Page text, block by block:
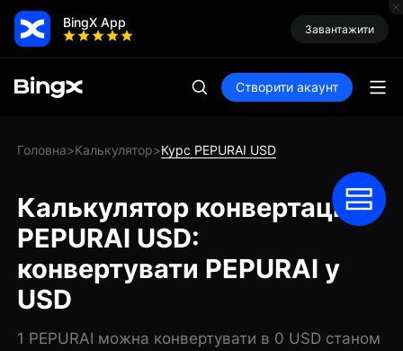
BingX App Завантажити
Створити акаунт
Головна>Калькулятор>Курс PEPURAI USD
Калькулятор конвертації
PEPURAI USD:
конвертувати PEPURAI у
USD
1 PEPURAI можна конвертувати в 0 USD станом